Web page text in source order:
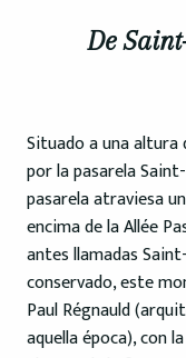
De
Situado a una altura
por la pasarela
pasarela atraviesa
encima de la Allée
antes llamadas
conservado, este
Paul Régnauld
aquella época), con